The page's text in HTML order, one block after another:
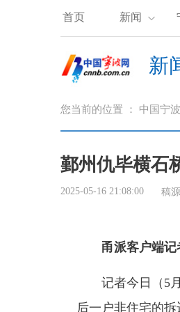
首页 新闻
新
您当前的位置 ： 中国宁
鄞州仇毕横石
2025-05-16 21:08:00 稿
甬派客户端
记者今日（5
后一户非住宅的